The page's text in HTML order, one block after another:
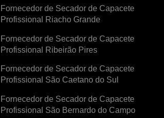
Fornecedor de Secador de Capacete
Profissional Riacho Grande
Fornecedor de Secador de Capacete
Profissional Ribeirão Pires
Fornecedor de Secador de Capacete
Profissional São Caetano do Sul
Fornecedor de Secador de Capacete
Profissional São Bernardo do Campo